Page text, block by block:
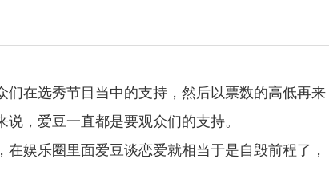
在选秀节目当中的支持，然后以票数的高低再来
，爱豆一直都是要观众们的支持。
娱乐圈里面爱豆谈恋爱就相当于是自毁前程了，